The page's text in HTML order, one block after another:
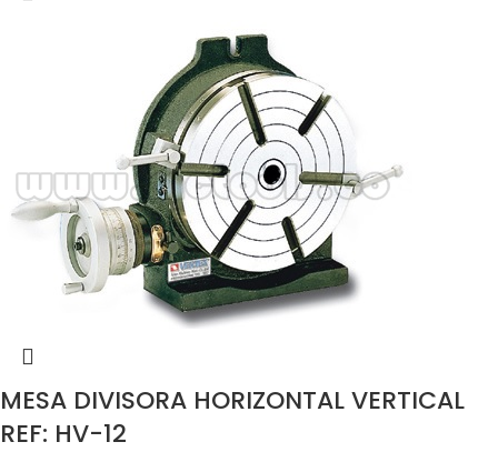
MESA DIVISORA HORIZONTAL VERTICAL
REF: HV-12